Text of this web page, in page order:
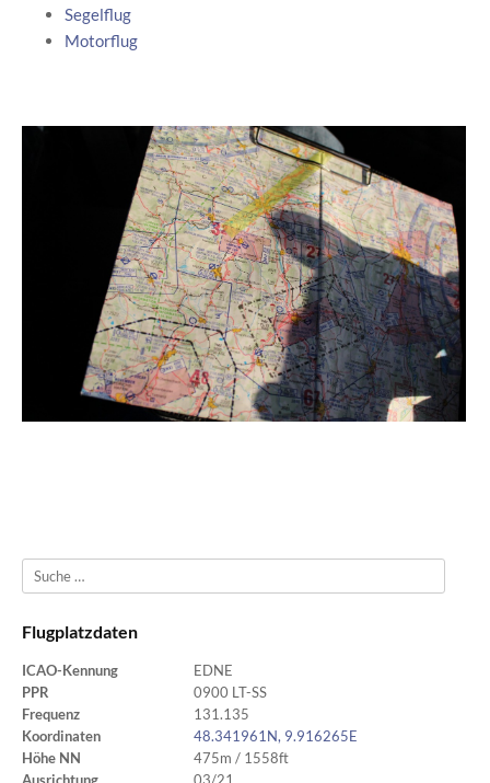
Segelflug
Motorflug
Suche
Flugplatzdaten
ICAO-Kennung
EDNE
PPR
0900 LT-SS
Frequenz
131.135
Koordinaten
48.341961N, 9.916265E
Höhe NN
475m / 1558ft
Ausrichtung
03/21